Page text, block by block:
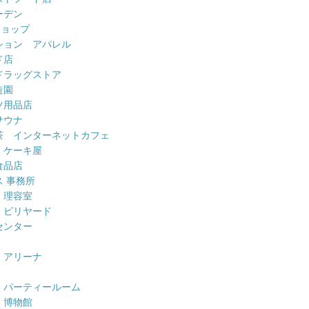
デン
ップ
ョン アパレル
店
ッグストア
用品店
ナ
インターネットカフェ
ーキ屋
品店
事務所
容室
リヤード
ンター
リーナ
ーティールーム
物館